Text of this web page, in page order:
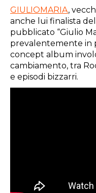
GIULIOMARIA,
anche lui finalista
pubblicato “Giulio
prevalentemente in
concept album
cambiamento, tra
e episodi bizzarri.